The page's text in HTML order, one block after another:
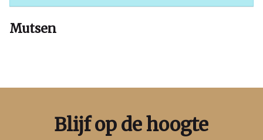
Mutsen
Blijf op de hoogte